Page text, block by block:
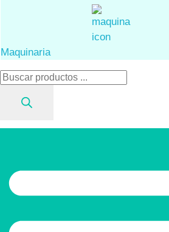
Maquinaria
Búsqueda
productos